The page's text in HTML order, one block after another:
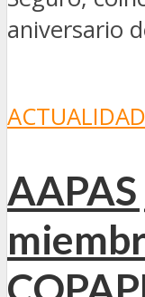
aniversario
ACTUALIDAD